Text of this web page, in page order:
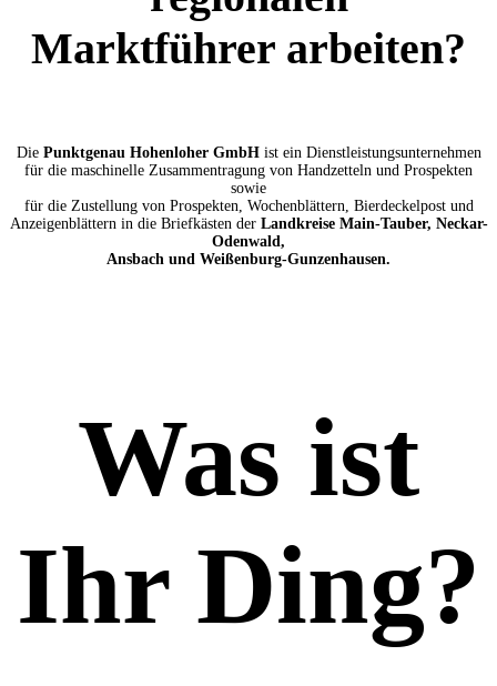
Marktführer arbeiten?
DiePunktgenau Hohenloher GmbHist ein Dienstleistungsunternehmen
für die maschinelle Zusammentragung von Handzetteln und Prospekten
sowie
für die Zustellung von Prospekten, Wochenblättern, Bierdeckelpost und
Anzeigenblättern in die Briefkästen derLandkreise Main-Tauber, Neckar-
Odenwald,
Ansbach und Weißenburg-Gunzenhausen.
Was ist
Ihr Ding?